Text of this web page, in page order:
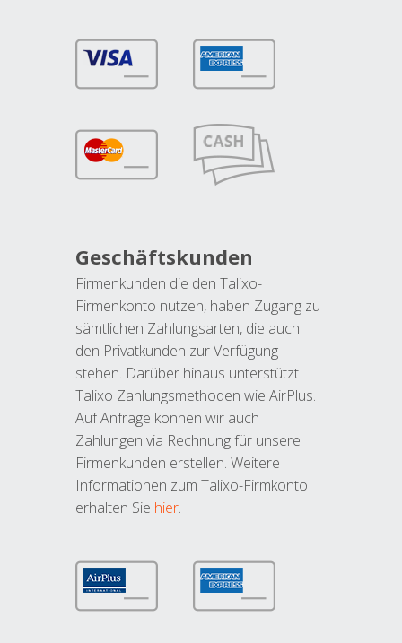
Geschäftskunden
Firmenkunden die den Talixo-
Firmenkonto nutzen, haben Zugang zu
sämtlichen Zahlungsarten, die auch
den Privatkunden zur Verfügung
stehen. Darüber hinaus unterstützt
Talixo Zahlungsmethoden wie AirPlus.
Auf Anfrage können wir auch
Zahlungen via Rechnung für unsere
Firmenkunden erstellen. Weitere
Informationen zum Talixo-Firmkonto
erhalten Sie hier.